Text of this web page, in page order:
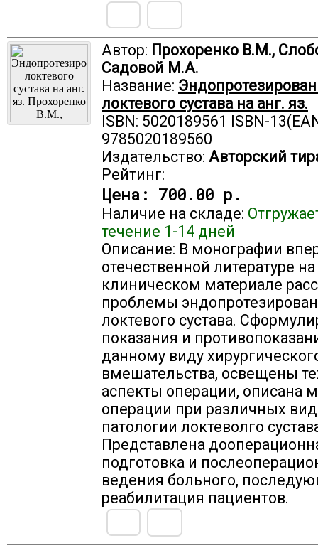
Автор: Прохоренко В.М.,
Садовой М.А.
Название:
локтевого сустава на анг. яз.
ISBN: 5020189561 ISBN-
9785020189560
Издательство: Авторский
Рейтинг:
Цена: 700.00 р.
Наличие на складе:
течение 1-14 дней
Описание: В монографии
отечественной литературе
клиническом материале
проблемы
локтевого сустава.
показания и
данному виду
вмешательства, освещены
аспекты операции, описана
операции при различных
патологии локтеволго
Представлена
подготовка и
ведения больного,
реабилитация пациентов.